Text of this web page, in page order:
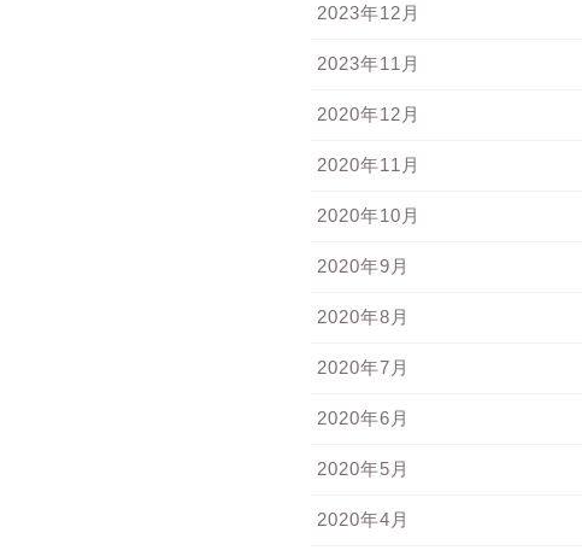
2023年12月
2023年11月
2020年12月
2020年11月
2020年10月
2020年9月
2020年8月
2020年7月
2020年6月
2020年5月
2020年4月